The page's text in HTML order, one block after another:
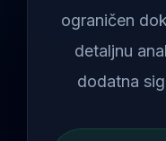
ograničen
detaljnu
dodatna